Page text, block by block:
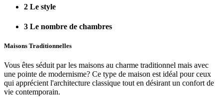
2 Le style
3 Le nombre de chambres
Maisons Traditionnelles
Vous êtes séduit par les maisons au charme traditionnel mais avec
une pointe de modernisme? Ce type de maison est idéal pour ceux
qui apprécient l'architecture classique tout en désirant un confort de
vie contemporain.